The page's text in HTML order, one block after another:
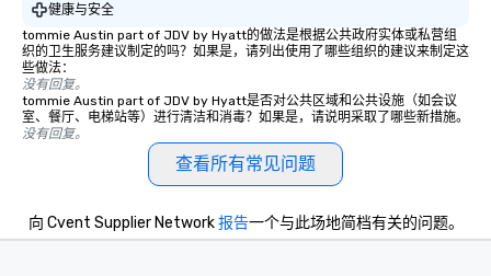
to gather and dine that few have
experienced, and all are sure to
remember. Our one-of-a-kind tours
are special, from the first stop to the
last. It’s an experience that attendees
will reminisce about long after they
One of the best reasons to book is the
experience is designed. All
健康与安全
tommie Austin part of JDV by Hyatt的做法是根据公共政府实体或私营组
织的卫生服务建议制定的吗？如果是，请列出使用了哪些组织的建议来制定这
些做法：
没有回复。
tommie Austin part of JDV by Hyatt是否对公共区域和公共设施（如会议
室、餐厅、电梯站等）进行清洁和消毒？如果是，请说明采取了哪些新措施。
没有回复。
查看所有常见问题
向 Cvent Supplier Network报告一个与此场地简档有关的问题。